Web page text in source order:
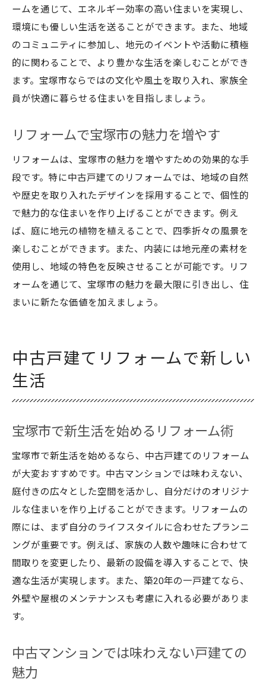
ームを通じて、エネルギー効率の高い住まいを実現し、
環境にも優しい生活を送ることができます。また、地域
のコミュニティに参加し、地元のイベントや活動に積極
的に関わることで、より豊かな生活を楽しむことができ
ます。宝塚市ならではの文化や風土を取り入れ、家族全
員が快適に暮らせる住まいを目指しましょう。
リフォームで宝塚市の魅力を増やす
リフォームは、宝塚市の魅力を増やすための効果的な手
段です。特に中古戸建てのリフォームでは、地域の自然
や歴史を取り入れたデザインを採用することで、個性的
で魅力的な住まいを作り上げることができます。例え
ば、庭に地元の植物を植えることで、四季折々の風景を
楽しむことができます。また、内装には地元産の素材を
使用し、地域の特色を反映させることが可能です。リフ
ォームを通じて、宝塚市の魅力を最大限に引き出し、住
まいに新たな価値を加えましょう。
中古戸建てリフォームで新しい
生活
宝塚市で新生活を始めるリフォーム術
宝塚市で新生活を始めるなら、中古戸建てのリフォーム
が大変おすすめです。中古マンションでは味わえない、
庭付きの広々とした空間を活かし、自分だけのオリジナ
ルな住まいを作り上げることができます。リフォームの
際には、まず自分のライフスタイルに合わせたプランニ
ングが重要です。例えば、家族の人数や趣味に合わせて
間取りを変更したり、最新の設備を導入することで、快
適な生活が実現します。また、築20年の一戸建てなら、
外壁や屋根のメンテナンスも考慮に入れる必要がありま
す。
中古マンションでは味わえない戸建ての
魅力